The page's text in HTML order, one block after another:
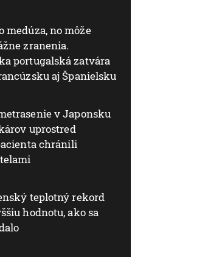
medúza, no môže
zranenia.
portugalská zatvára
aj Španielsku
v Japonsku
uprostred
chránili
teplotný rekord
hodnotu, ako sa